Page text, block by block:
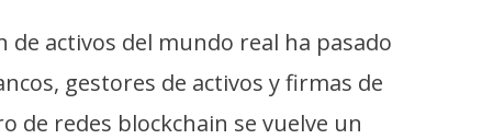
activos del mundo real ha pasado
gestores de activos y firmas de
de redes blockchain se vuelve un